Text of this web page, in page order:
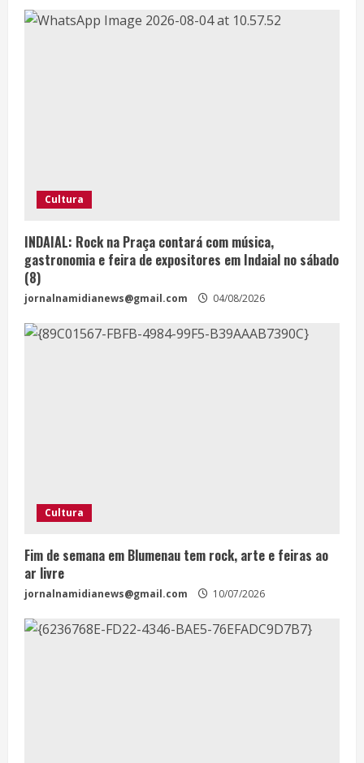
Cultura
INDAIAL: Rock na Praça contará com música,
gastronomia e feira de expositores em Indaial no sábado
(8)
jornalnamidianews@gmail.com 04/08/2026
Cultura
Fim de semana em Blumenau tem rock, arte e feiras ao
ar livre
jornalnamidianews@gmail.com 10/07/2026